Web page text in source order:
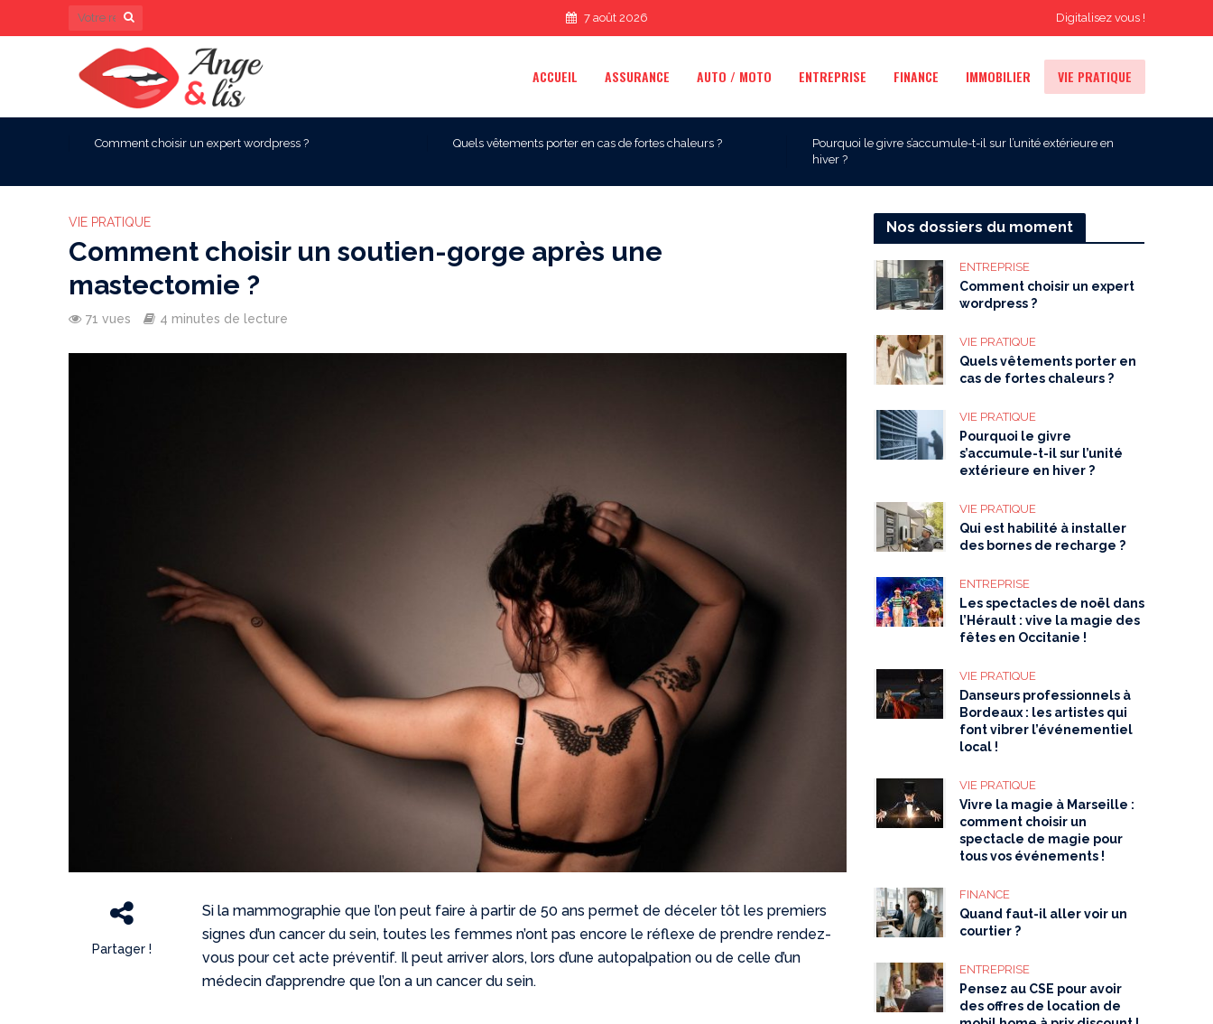
Digitalisez vous !
7 août 2026
ACCUEIL ASSURANCE AUTO / MOTO ENTREPRISE FINANCE IMMOBILIER VIE PRATIQUE
Comment choisir un expert wordpress ? Quels vêtements porter en cas de fortes chaleurs ?
Pourquoi le givre s’accumule-t-il sur l’unité extérieure en
hiver ?
VIE PRATIQUE
Comment choisir un soutien-gorge après une
mastectomie ?
71 vues 4 minutes de lecture
Partager !
Si la mammographie que l’on peut faire à partir de 50 ans permet de déceler tôt les premiers
signes d’un cancer du sein, toutes les femmes n’ont pas encore le réflexe de prendre rendez-
vous pour cet acte préventif. Il peut arriver alors, lors d’une autopalpation ou de celle d’un
médecin d’apprendre que l’on a un cancer du sein.
Nos dossiers du moment
ENTREPRISE
Comment choisir un expert
wordpress ?
VIE PRATIQUE
Quels vêtements porter en
cas de fortes chaleurs ?
VIE PRATIQUE
Pourquoi le givre
s’accumule-t-il sur l’unité
extérieure en hiver ?
VIE PRATIQUE
Qui est habilité à installer
des bornes de recharge ?
ENTREPRISE
Les spectacles de noël dans
l’Hérault : vive la magie des
fêtes en Occitanie !
VIE PRATIQUE
Danseurs professionnels à
Bordeaux : les artistes qui
font vibrer l’événementiel
local !
VIE PRATIQUE
Vivre la magie à Marseille :
comment choisir un
spectacle de magie pour
tous vos événements !
FINANCE
Quand faut-il aller voir un
courtier ?
ENTREPRISE
Pensez au CSE pour avoir
des offres de location de